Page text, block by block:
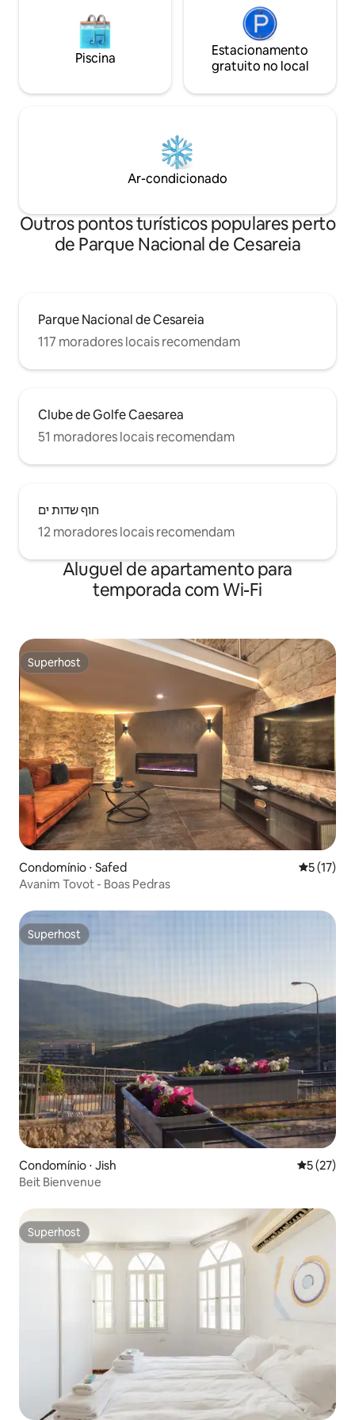
apaixonar
Piscina
Estacionamento
gratuito no local
Ar-condicionado
Outros pontos turísticos populares perto
de Parque Nacional de Cesareia
Parque Nacional de Cesareia
117 moradores locais recomendam
Clube de Golfe Caesarea
51 moradores locais recomendam
חוף שדות ים
12 moradores locais recomendam
Aluguel de apartamento para
temporada com Wi-Fi
Superhost
Superhost
Condomínio ⋅ Safed 5 de uma
5 (17)
Avanim Tovot - Boas Pedras
Superhost
Superhost
Condomínio ⋅ Jish 5 de uma
5 (27)
Beit Bienvenue
Superhost
Superhost